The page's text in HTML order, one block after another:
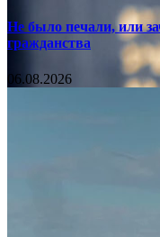
Не было печали, или
гражданства
06.08.2026